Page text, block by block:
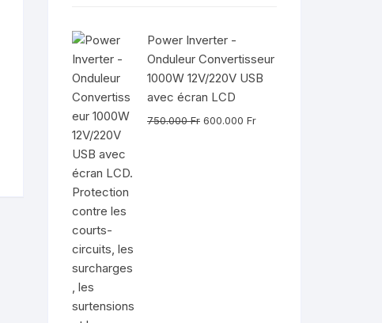
Power Inverter -
Onduleur Convertisseur
1000W 12V/220V USB
avec écran LCD
750.000Fr Le
600.000 FrLe